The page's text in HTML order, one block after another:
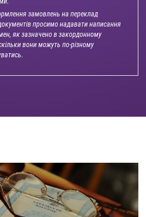
замовлень на переклад
просимо надавати написання
як зазначено в закордонному
вони можуть по-різному